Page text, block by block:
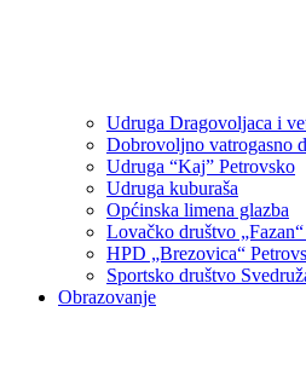
Udruga Dragovoljaca i
Dobrovoljno vatrogasno
Udruga “Kaj” Petrovsko
Udruga kuburaša
Općinska limena glazba
Lovačko društvo
HPD „Brezovica“
Sportsko društvo
Obrazovanje